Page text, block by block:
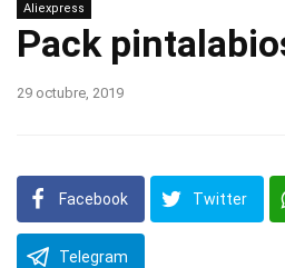
Aliexpress
Pack
29 octubre, 2019
Facebook Twitter
Telegram